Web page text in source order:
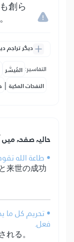
創ら
دیگر تراجم
التفاسير: المُيسَّر
النفحات المكية |
حالیہ صفحہ
• طاعة الله
来世の成功
• تحريم كل
فعل.
る。